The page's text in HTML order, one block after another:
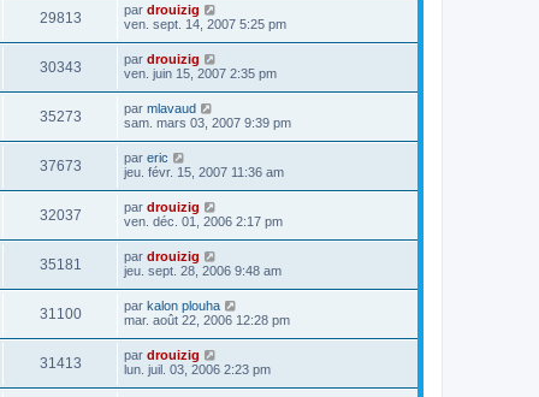
29813 par drouizig
ven. sept. 14, 2007 5:25 pm
30343 par drouizig
ven. juin 15, 2007 2:35 pm
35273 par mlavaud
sam. mars 03, 2007 9:39 pm
37673 par eric
jeu. févr. 15, 2007 11:36 am
32037 par drouizig
ven. déc. 01, 2006 2:17 pm
35181 par drouizig
jeu. sept. 28, 2006 9:48 am
31100 par kalon plouha
mar. août 22, 2006 12:28 pm
31413 par drouizig
lun. juil. 03, 2006 2:23 pm